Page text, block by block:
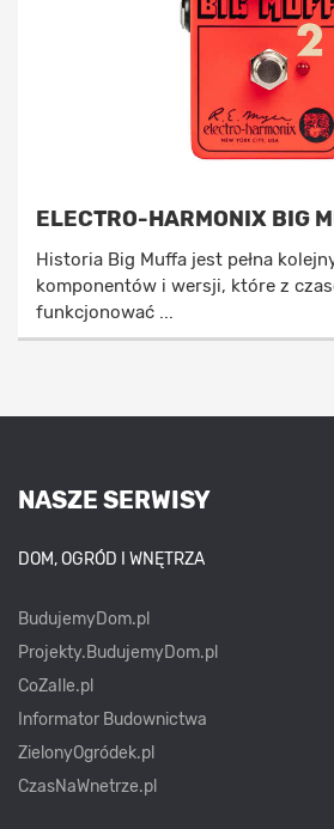
ELECTRO-HARMONIX BIG
Historia Big Muffa jest pełna
komponentów i wersji, które z
funkcjonować ...
NASZE SERWISY
DOM, OGRÓD I WNĘTRZA
BudujemyDom.pl
Projekty.BudujemyDom.pl
CoZaIle.pl
Informator Budownictwa
ZielonyOgródek.pl
CzasNaWnetrze.pl